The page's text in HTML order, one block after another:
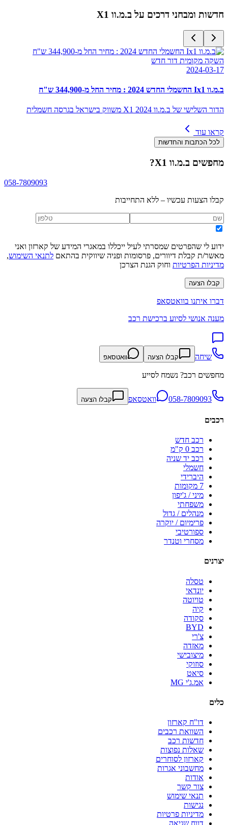
חדשות ומבחני דרכים על ב.מ.וו X1
השקה מקומית דור חדש
2024-03-17
ב.מ.וו Ix1 החשמלי החדש 2024 : מחיר החל מ-344,900 ש"ח
הדור השלישי של ב.מ.וו X1 2024 משווק בישראל בגרסה חשמלית
קראו עוד
לכל הכתבות והחדשות
מחפשים ב.מ.וו X1 ?
058-7809093
קבלו הצעות עכשיו – ללא התחייבות
ידוע לי שהפרטים שמסרתי לעיל ייכללו במאגרי המידע של קארזון ואני
מאשר/ת קבלת דיוורים, פרסומות ופניה שיווקית בהתאם לתנאי השימוש,
מדיניות הפרטיות וחוק הגנת הצרכן
קבלו הצעה
דברו איתנו בוואטסאפ
מענה אנושי לסיוע ברכישת רכב
שיחה קבלו הצעה וואטסאפ
מחפשים רכב? נשמח לסייע
058-7809093 וואטסאפ קבלו הצעה
רכבים
רכב חדש
רכב 0 ק"מ
רכב יד שניה
חשמלי
היברידי
7 מקומות
מיני / ג'יפון
משפחתי
מנהלים / גדול
פרימיום / יוקרה
ספורטיבי
מסחרי וטנדר
יצרנים
טסלה
יונדאי
טויוטה
קיה
סקודה
BYD
צ'רי
מאזדה
מיצובישי
סוזוקי
סיאט
אמ.ג'י MG
כלים
דו"ח קארזון
השוואת רכבים
חדשות רכב
שאלות נפוצות
קארזון לסוחרים
מחשבוני אגרות
אודות
צור קשר
תנאי שימוש
נגישות
מדיניות פרטיות